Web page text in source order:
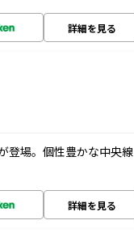
詳細を見る
登場。個性豊かな中央線
詳細を見る